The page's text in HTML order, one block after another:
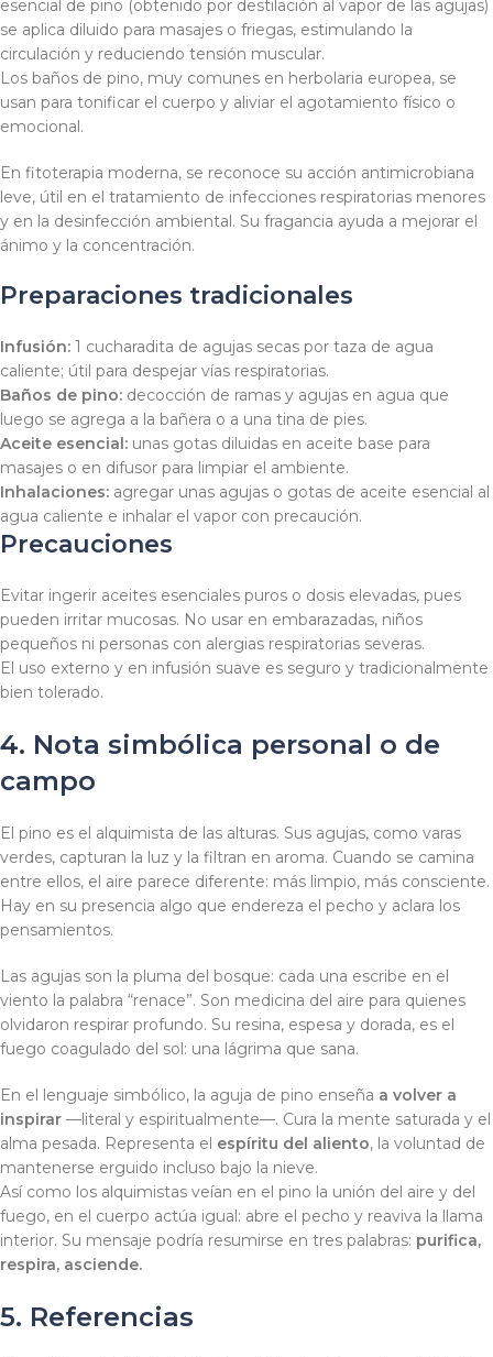
esencial de pino (obtenido por destilación al vapor de las agujas)
se aplica diluido para masajes o friegas, estimulando la
circulación y reduciendo tensión muscular.
Los baños de pino, muy comunes en herbolaria europea, se
usan para tonificar el cuerpo y aliviar el agotamiento físico o
emocional.
En fitoterapia moderna, se reconoce su acción antimicrobiana
leve, útil en el tratamiento de infecciones respiratorias menores
y en la desinfección ambiental. Su fragancia ayuda a mejorar el
ánimo y la concentración.
Preparaciones tradicionales
Infusión: 1 cucharadita de agujas secas por taza de agua
caliente; útil para despejar vías respiratorias.
Baños de pino: decocción de ramas y agujas en agua que
luego se agrega a la bañera o a una tina de pies.
Aceite esencial: unas gotas diluidas en aceite base para
masajes o en difusor para limpiar el ambiente.
Inhalaciones: agregar unas agujas o gotas de aceite esencial al
agua caliente e inhalar el vapor con precaución.
Precauciones
Evitar ingerir aceites esenciales puros o dosis elevadas, pues
pueden irritar mucosas. No usar en embarazadas, niños
pequeños ni personas con alergias respiratorias severas.
El uso externo y en infusión suave es seguro y tradicionalmente
bien tolerado.
4. Nota simbólica personal o de
campo
El pino es el alquimista de las alturas. Sus agujas, como varas
verdes, capturan la luz y la filtran en aroma. Cuando se camina
entre ellos, el aire parece diferente: más limpio, más consciente.
Hay en su presencia algo que endereza el pecho y aclara los
pensamientos.
Las agujas son la pluma del bosque: cada una escribe en el
viento la palabra “renace”. Son medicina del aire para quienes
olvidaron respirar profundo. Su resina, espesa y dorada, es el
fuego coagulado del sol: una lágrima que sana.
En el lenguaje simbólico, la aguja de pino enseña a volver a
inspirar —literal y espiritualmente—. Cura la mente saturada y el
alma pesada. Representa el espíritu del aliento, la voluntad de
mantenerse erguido incluso bajo la nieve.
Así como los alquimistas veían en el pino la unión del aire y del
fuego, en el cuerpo actúa igual: abre el pecho y reaviva la llama
interior. Su mensaje podría resumirse en tres palabras: purifica,
respira, asciende.
5. Referencias